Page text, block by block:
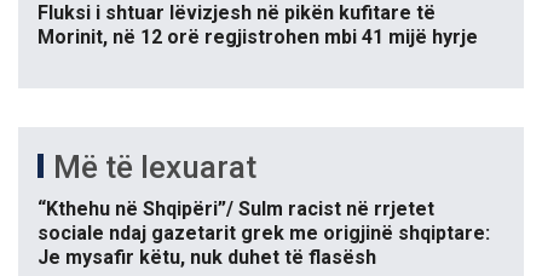
Fluksi i shtuar lëvizjesh në pikën kufitare të
Morinit, në 12 orë regjistrohen mbi 41 mijë hyrje
Më të lexuarat
“Kthehu në Shqipëri”/ Sulm racist në rrjetet
sociale ndaj gazetarit grek me origjinë shqiptare:
Je mysafir këtu, nuk duhet të flasësh